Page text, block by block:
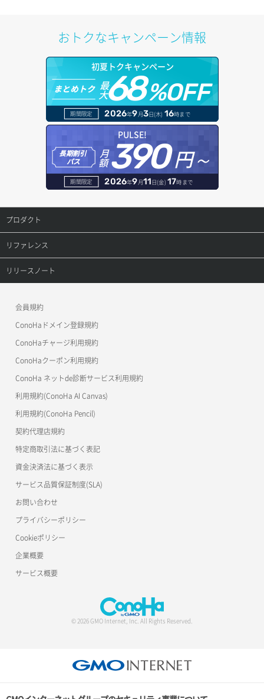
バックアップ詳細一覧取得
ボリュームイメージ保存
ボリュームタイプ一覧取得
ボリュームタイプ詳細取得
ボリューム一覧取得
ボリューム削除
ボリューム更新
ボリューム詳細一覧取得
自動バックアップ有効化
イメージ詳細取得
アタッチ済みポート詳細取得
アタッチ済みボリューム一覧
アタッチ済みボリューム詳細取得
コンソールURL発行
サーバーに紐づくアドレス取得
サーバーに紐づくアドレス取得（ネットワーク指定）
サーバープラン一覧取得
サーバープラン変更
サーバープラン詳細一覧取得
サーバープラン詳細取得
サーバーメタデータ取得
サーバーメタデータ更新（ネームタグ変更）
サーバー一覧取得
サーバー作成
サーバー再構築（OS再インストール）
サーバー利用状況グラフ（ディスクIO）
サーバー削除
ポートデタッチ
サブネット詳細取得
セキュリティグループ ルール一覧取得
セキュリティグループ ルール作成
セキュリティグループ ルール削除
セキュリティグループ ルール詳細取得
セキュリティグループ一覧取得
ネットワーク一覧取得
ネットワーク作成（ローカルネットワーク用）
ネットワーク削除（ローカルネットワーク用）
ネットワーク詳細取得
ポート一覧取得
ポート作成（ローカルネットワーク用）
ポート作成（追加IP用）
ポート削除
ポート詳細取得
ヘルスモニタ一覧取得
ヘルスモニタ作成
ヘルスモニタ削除
ヘルスモニタ更新
ヘルスモニタ詳細取得
メンバー更新
メンバー詳細取得
メンバー追加
リスナー作成
リスナー削除
リスナー更新
リスナー詳細取得
ロードバランサー一覧取得
ロードバランサー削除
ロードバランサー更新
ロードバランサー詳細取得
ロードバランサー追加
オブジェクトダウンロード
オブジェクトバージョン管理
オブジェクト一覧取得
オブジェクト削除
オブジェクト削除予約
オブジェクト複製
オブジェクト詳細取得
コンテナ一覧取得
コンテナ作成
コンテナ削除
ラージオブジェクトアップロード(DLO)
一時的Web公開
ドメイン情報登録
ドメイン詳細取得
レコード一覧取得
レコード作成
レコード更新
レコード詳細取得
おトクなキャンペーン情報
初夏トクキャンペーン
まとめトク 最
大68%OFF
期間限定 2026年9月3日(木) 16時まで
PULSE!
長期割引
パス
月
額390円～
期間限定 2026年9月11日(金) 17時まで
プロダクト
プロダクトトップ
ConoHa VPS(Ver.3.0)
ConoHa for GAME
リファレンス
リファレンストップ
OpenStack CLI
Terraform
s3cmd
公開API(ConoHa VPS Ver.2.0)
リリースノート
会員規約
ConoHaドメイン登録規約
ConoHaチャージ利用規約
ConoHaクーポン利用規約
ConoHa ネットde診断サービス利用規約
利用規約(ConoHa AI Canvas)
利用規約(ConoHa Pencil)
契約代理店規約
特定商取引法に基づく表記
資金決済法に基づく表示
サービス品質保証制度(SLA)
お問い合わせ
プライバシーポリシー
Cookieポリシー
企業概要
サービス概要
© 2026 GMO Internet, Inc. All Rights Reserved.